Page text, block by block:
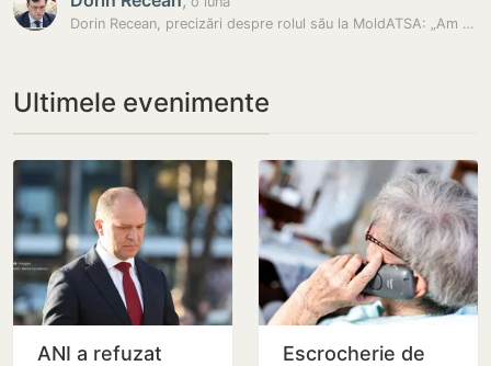
Dorin Recean, precizări despre rolul său la MoldATSA: „Am mers acolo…
Ultimele evenimente
ANI a refuzat
Escrocherie de